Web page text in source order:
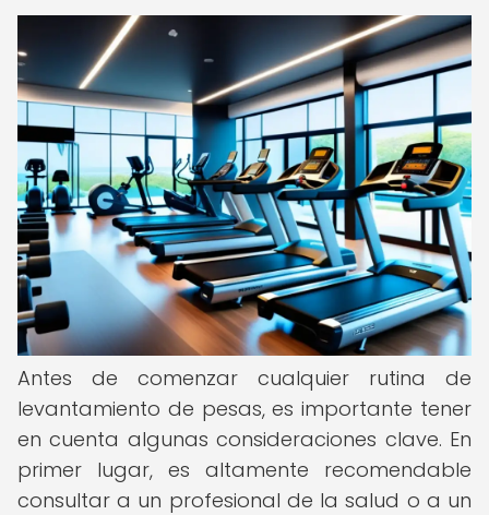
Antes de comenzar cualquier rutina de
levantamiento de pesas, es importante tener
en cuenta algunas consideraciones clave. En
primer lugar, es altamente recomendable
consultar a un profesional de la salud o a un